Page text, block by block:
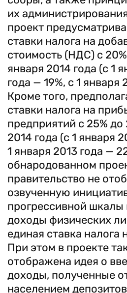
их
проект
ставки налога на
стоимость (НДС) с 20%
января 2014 года (с 1
года — 19%, с 1 января
Кроме того,
ставки налога на
предприятий с 25% до
2014 года (с 1 января
1 января 2013 года —
обнародованном
правительство не
озвученную
прогрессивной шкалы
доходы физических
единая ставка налога
При этом в проекте
отображена идея о
доходы, полученные
населением